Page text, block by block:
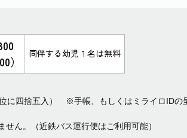
）
同伴する幼児１名は無料
に四捨五入） ※手帳、もしくはミライロIDの
ん。（近鉄バス運行便はご利用可能）